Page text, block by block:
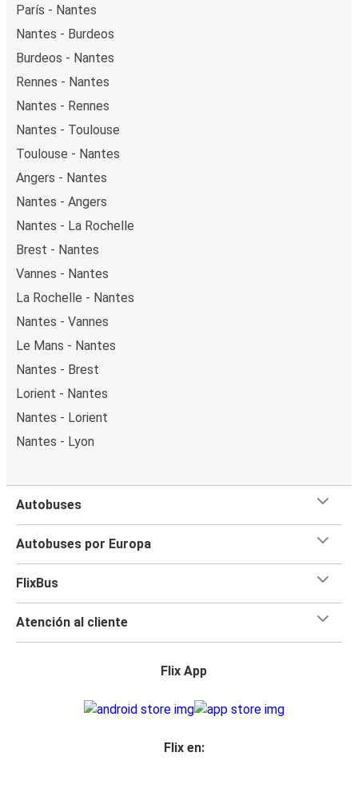
París - Nantes
Nantes - Burdeos
Burdeos - Nantes
Rennes - Nantes
Nantes - Rennes
Nantes - Toulouse
Toulouse - Nantes
Angers - Nantes
Nantes - Angers
Nantes - La Rochelle
Brest - Nantes
Vannes - Nantes
La Rochelle - Nantes
Nantes - Vannes
Le Mans - Nantes
Nantes - Brest
Lorient - Nantes
Nantes - Lorient
Nantes - Lyon
Autobuses
Autobuses por Europa
FlixBus
Atención al cliente
Flix App
Flix en: